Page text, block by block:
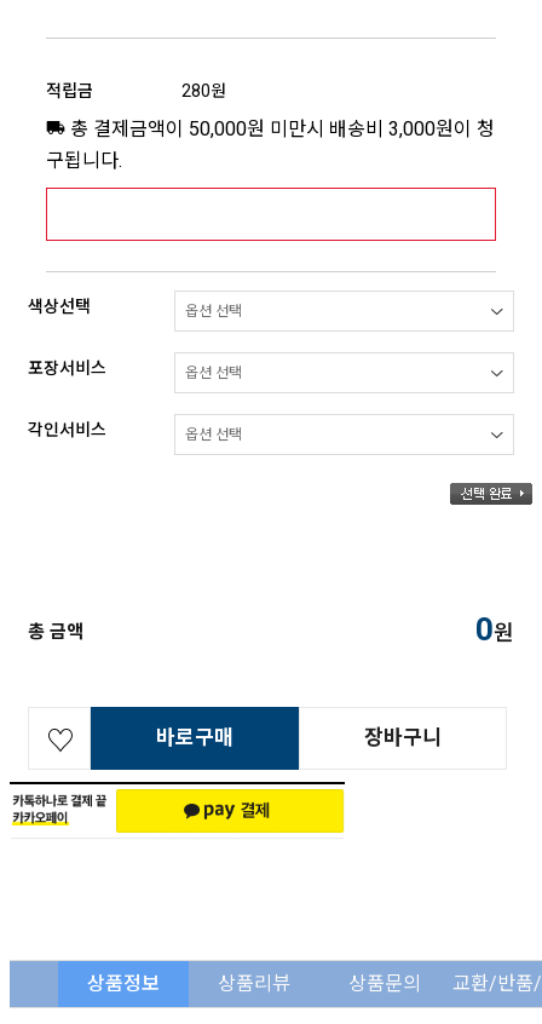
적립금 280원
총 결제금액이 50,000원 미만시 배송비 3,000원이 청
구됩니다.
색상선택
포장서비스
각인서비스
총 금액 0원
바로구매 장바구니
상품정보 상품리뷰 상품문의 교환/반품